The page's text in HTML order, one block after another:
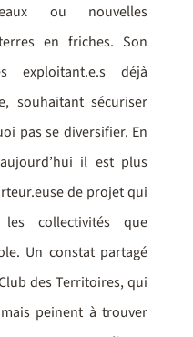
ou nouvelles
en friches. Son
exploitant.e.s déjà
souhaitant sécuriser
pas se diversifier. En
il est plus
de projet qui
collectivités que
Un constat partagé
des Territoires, qui
peinent à trouver